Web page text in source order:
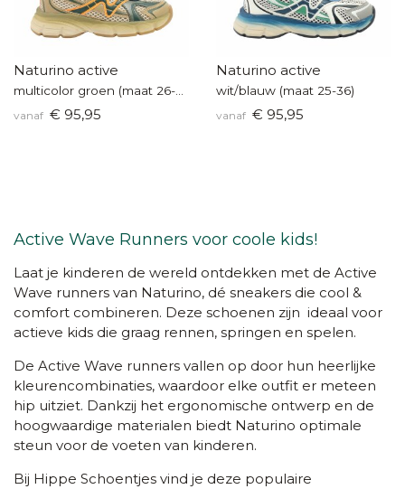
Naturino active
vanaf € 95,95
Naturino active
wit/blauw (maat 25-36)
vanaf € 95,95
Active Wave Runners voor coole kids!
Laat je kinderen de wereld ontdekken met de Active
Wave runners van Naturino, dé sneakers die cool &
comfort combineren. Deze schoenen zijn ideaal voor
actieve kids die graag rennen, springen en spelen.
De Active Wave runners vallen op door hun heerlijke
kleurencombinaties, waardoor elke outfit er meteen
hip uitziet. Dankzij het ergonomische ontwerp en de
hoogwaardige materialen biedt Naturino optimale
steun voor de voeten van kinderen.
Bij Hippe Schoentjes vind je deze populaire